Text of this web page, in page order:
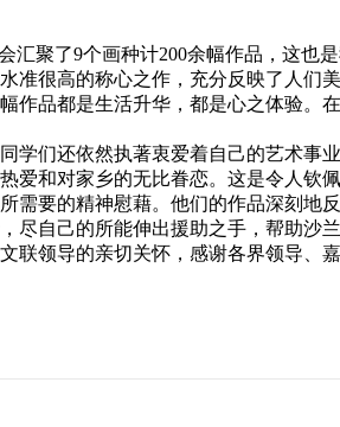
聚了9个画种计200余幅作品，这也
很高的称心之作，充分反映了人们
作品都是生活升华，都是心之体验。
们还依然执著衷爱着自己的艺术事
和对家乡的无比眷恋。这是令人钦佩
要的精神慰藉。他们的作品深刻地
自己的所能伸出援助之手，帮助沙
领导的亲切关怀，感谢各界领导、